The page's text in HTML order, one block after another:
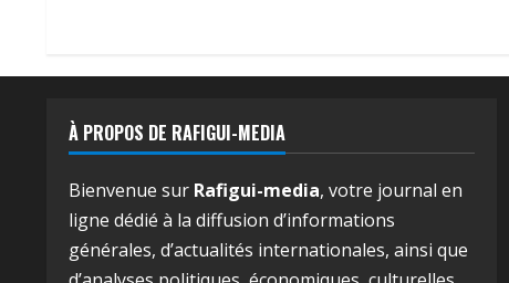
À PROPOS DE RAFIGUI-MEDIA
Bienvenue sur Rafigui-media, votre journal en
ligne dédié à la diffusion d’informations
générales, d’actualités internationales, ainsi que